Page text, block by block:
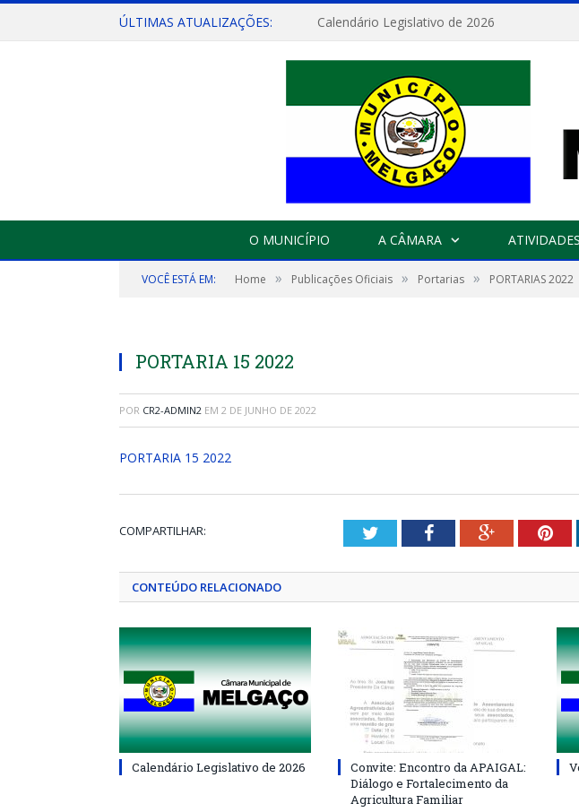
ÚLTIMAS ATUALIZAÇÕES: Calendário Legislativo de 2026
O MUNICÍPIO A CÂMARA
VOCÊ ESTÁ EM: Home » Publicações Oficiais » Portarias » PORTARIAS 2022
PORTARIA 15 2022
POR CR2-ADMIN2 EM 2 DE JUNHO DE 2022
PORTARIA 15 2022
COMPARTILHAR: TwitterFacebookGoogle+
CONTEÚDO RELACIONADO
Calendário Legislativo de 2026
Convite: Encontro da APAIGAL:
Diálogo e Fortalecimento da
Agricultura Familiar